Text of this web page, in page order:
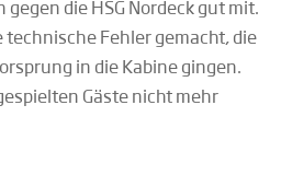
die HSG Nordeck gut mit.
Fehler gemacht, die
in die Kabine gingen.
Gäste nicht mehr